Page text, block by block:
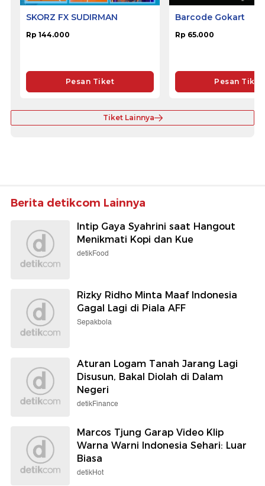
SKORZ FX SUDIRMAN
Rp 144.000
Pesan Tiket
Barcode Gokart
Rp 65.000
Pesan Tiket
Tiket Lainnya
Berita detikcom Lainnya
Intip Gaya Syahrini saat Hangout
Menikmati Kopi dan Kue
detikFood
Rizky Ridho Minta Maaf Indonesia
Gagal Lagi di Piala AFF
Sepakbola
Aturan Logam Tanah Jarang Lagi
Disusun, Bakal Diolah di Dalam
Negeri
detikFinance
Marcos Tjung Garap Video Klip
Warna Warni Indonesia Sehari: Luar
Biasa
detikHot